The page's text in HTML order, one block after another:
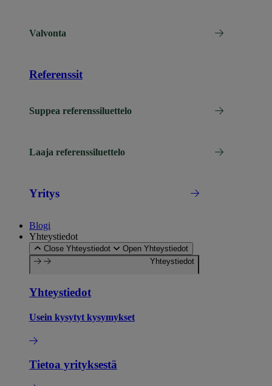
Valvonta
Referenssit
Suppea referenssiluettelo
Laaja referenssiluettelo
Yritys
Blogi
Yhteystiedot
Close Yhteystiedot
Open Yhteystiedot
Yhteystiedot
Yhteystiedot
Usein kysytyt kysymykset
Tietoa yrityksestä